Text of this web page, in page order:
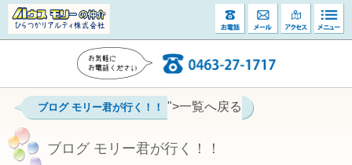
ブログ モリー君が行く！！ ">一覧へ戻る
ブログ モリー君が行く！！